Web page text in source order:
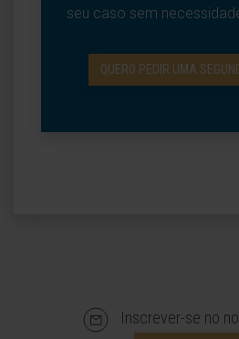
seu caso sem
QUERO PEDIR UMA
Inscrever-se no